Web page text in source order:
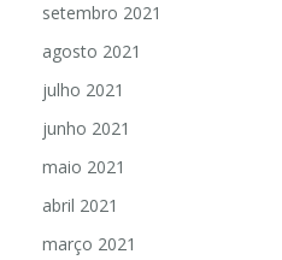
setembro 2021
agosto 2021
julho 2021
junho 2021
maio 2021
abril 2021
março 2021